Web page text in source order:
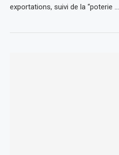
exportations, suivi de la “poterie …